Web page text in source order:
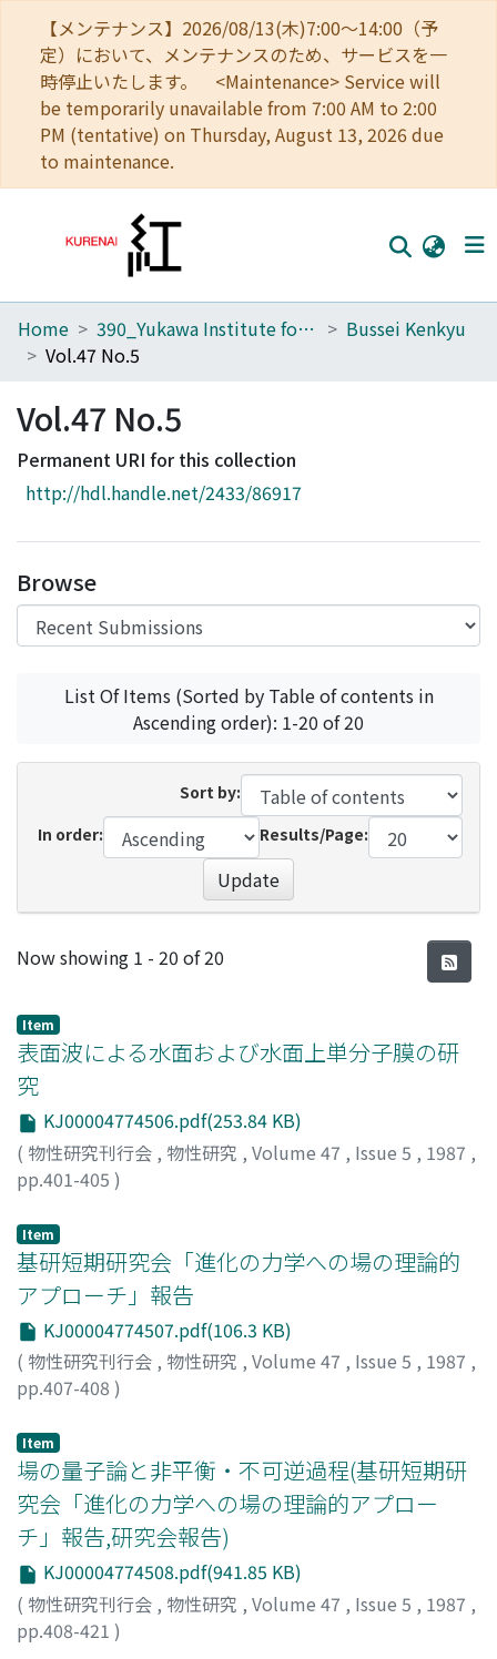
【メンテナンス】2026/08/13(木)7:00～14:00（予
定）において、メンテナンスのため、サービスを一
時停止いたします。 <Maintenance> Service will
be temporarily unavailable from 7:00 AM to 2:00
PM (tentative) on Thursday, August 13, 2026 due
to maintenance.
Home
Browse
Download Ranking
Access Statistics
Home 390_Yukawa Institute for Theoretical Physics
Bussei Kenkyu
Vol.47 No.5
Vol.47 No.5
Permanent URI for this collection
http://hdl.handle.net/2433/86917
Browse
List Of Items (Sorted by Table of contents in
Ascending order): 1-20 of 20
Sort by:
In order:
Results/Page:
Update
Recent Submissions
Now showing 1 - 20 of 20
Item
表面波による水面および水面上単分子膜の研
究
KJ00004774506.pdf(253.84 KB)
( 物性研究刊行会 , 物性研究 , Volume 47 , Issue 5 , 1987 ,
pp.401-405 )
カジタニ, ヒロシ
Item
基研短期研究会「進化の力学への場の理論的
アプローチ」報告
KJ00004774507.pdf(106.3 KB)
( 物性研究刊行会 , 物性研究 , Volume 47 , Issue 5 , 1987 ,
pp.407-408 )
Item
場の量子論と非平衡・不可逆過程(基研短期研
究会「進化の力学への場の理論的アプロー
チ」報告,研究会報告)
KJ00004774508.pdf(941.85 KB)
( 物性研究刊行会 , 物性研究 , Volume 47 , Issue 5 , 1987 ,
pp.408-421 )